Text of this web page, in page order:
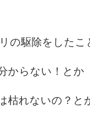
の駆除をした
からない！とか
枯れないの？と